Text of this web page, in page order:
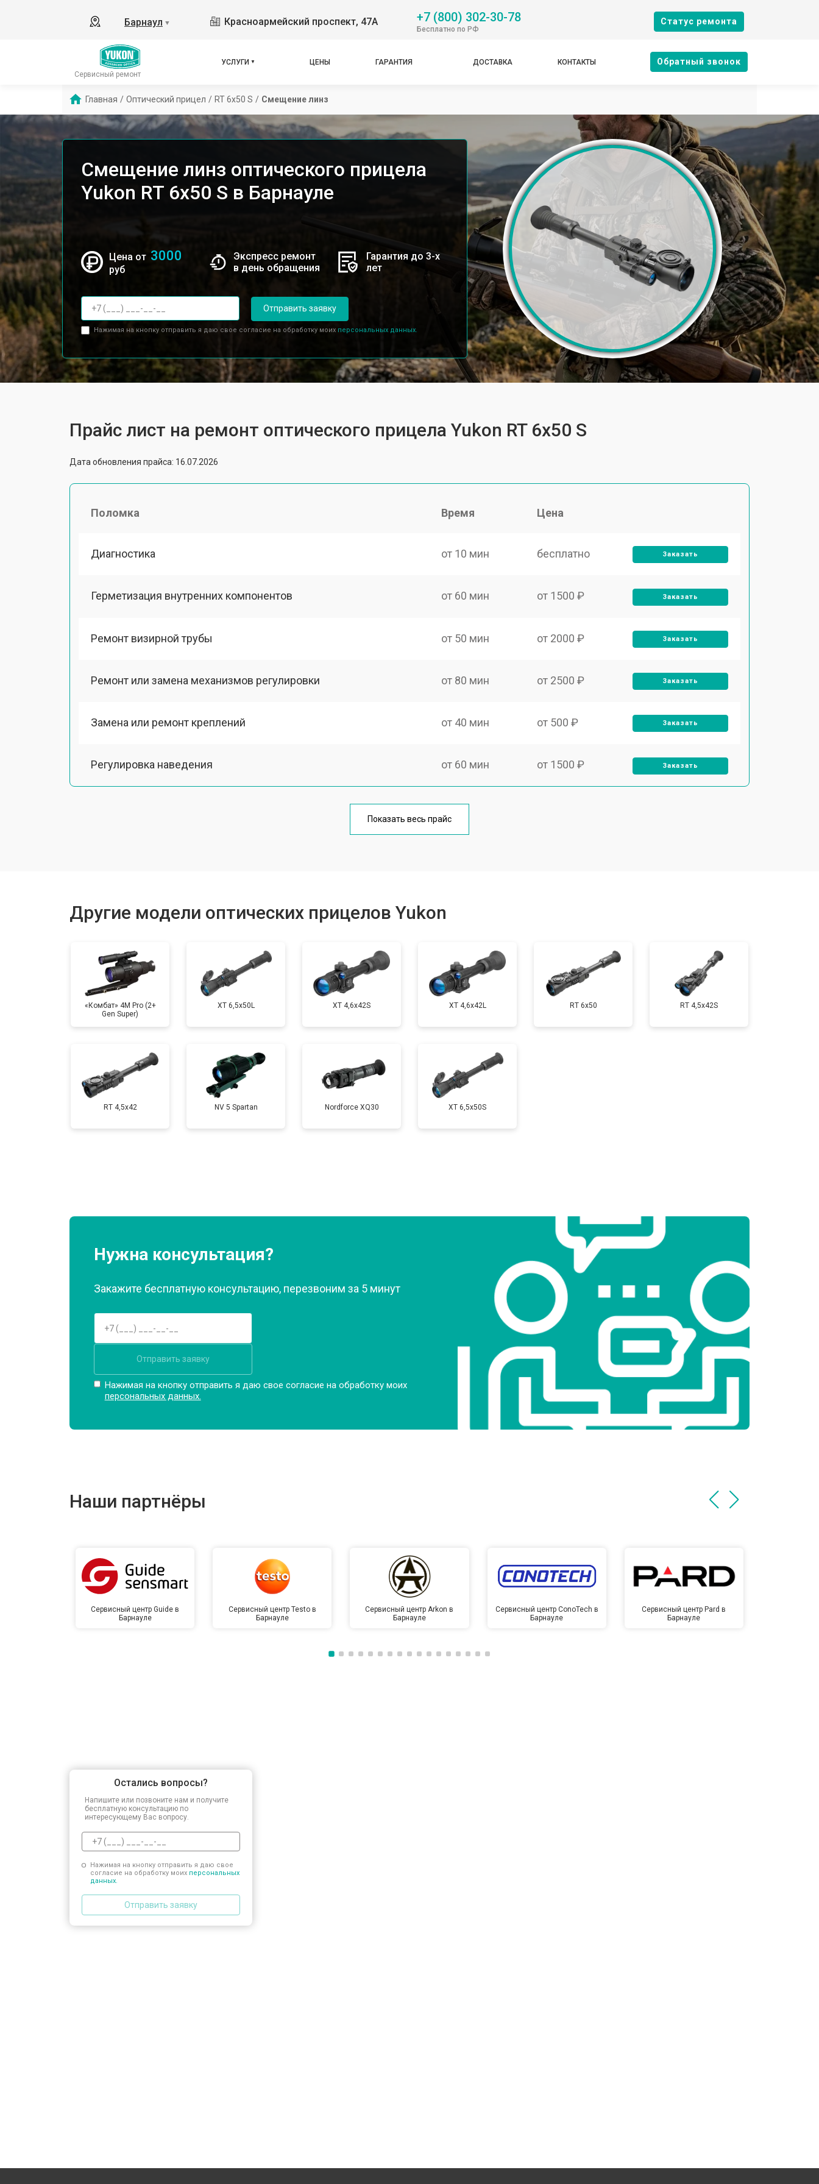
Барнаул ▼ Красноармейский проспект, 47А +7 (800) 302-30-78
Бесплатно по РФ
Cтатус ремонта
Сервисный ремонт
УСЛУГИ ЦЕНЫ ГАРАНТИЯ ДОСТАВКА КОНТАКТЫ Oбратный звонок
Главная / Оптический прицел / RT 6x50 S / Смещение линз
Смещение линз оптического прицела
Yukon RT 6x50 S в Барнауле
Цена от 3000
руб
Экспресс ремонт
в день обращения
Гарантия до 3-х
лет
Отправить заявку
Нажимая на кнопку отправить я даю свое согласие на обработку моих персональных данных.
Прайс лист на ремонт оптического прицела Yukon RT 6x50 S
Дата обновления прайса: 16.07.2026
Поломка Время Цена
Диагностика от 10 мин бесплатно Заказать
Герметизация внутренних компонентов от 60 мин от 1500 ₽ Заказать
Ремонт визирной трубы от 50 мин от 2000 ₽ Заказать
Ремонт или замена механизмов регулировки от 80 мин от 2500 ₽ Заказать
Замена или ремонт креплений от 40 мин от 500 ₽ Заказать
Регулировка наведения от 60 мин от 1500 ₽ Заказать
от 40 мин
Показать весь прайс
Другие модели оптических прицелов Yukon
«Комбат» 4M Pro (2+
Gen Super)
XT 6,5x50L XT 4,6x42S XT 4,6x42L RT 6x50 RT 4,5х42S
RT 4,5х42 NV 5 Spartan Nordforce XQ30 XT 6,5x50S
Нужна консультация?
Закажите бесплатную консультацию, перезвоним за 5 минут
Отправить заявку
Нажимая на кнопку отправить я даю свое согласие на обработку моих
персональных данных.
Наши партнёры
Сервисный центр Guide в
Барнауле
Сервисный центр Testo в
Барнауле
Сервисный центр Arkon в
Барнауле
Сервисный центр ConoTech в
Барнауле
Сервисный центр Pard в
Барнауле
Остались вопросы?
Напишите или позвоните нам и получите
бесплатную консультацию по
интересующему Вас вопросу.
Нажимая на кнопку отправить я даю свое
согласие на обработку моих персональных
данных.
Отправить заявку